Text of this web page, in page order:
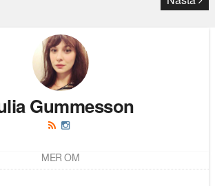
Gummesson
MER OM